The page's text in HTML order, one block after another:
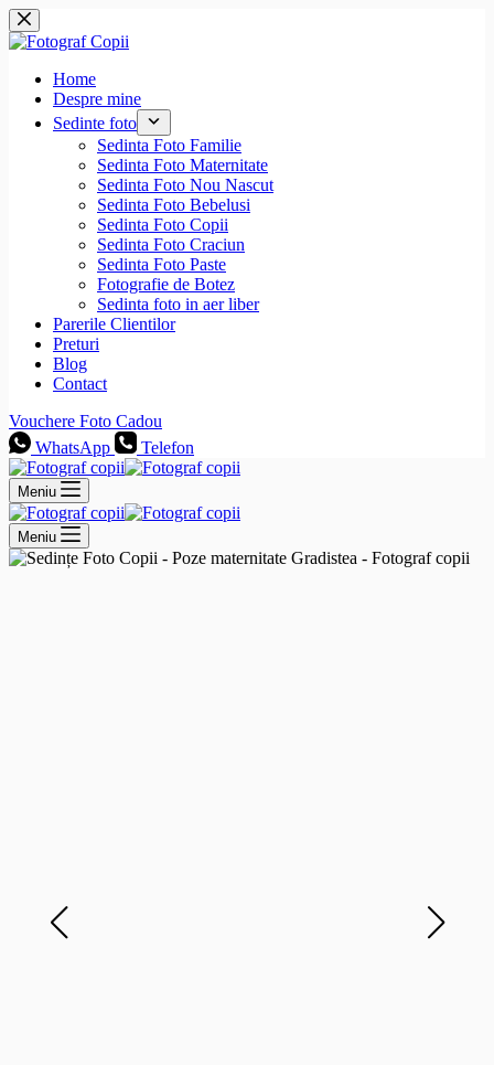
Sari
la
conținut
Home
Despre mine
Sedinte foto
Sedinta Foto Familie
Sedinta Foto Maternitate
Sedinta Foto Nou Nascut
Sedinta Foto Bebelusi
Sedinta Foto Copii
Sedinta Foto Craciun
Sedinta Foto Paste
Fotografie de Botez
Sedinta foto in aer liber
Parerile Clientilor
Preturi
Blog
Contact
Vouchere Foto Cadou
WhatsApp
Telefon
Meniu
Meniu